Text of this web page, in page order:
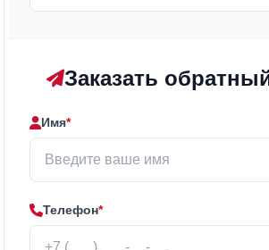
Заказать
Имя*
Телефон*